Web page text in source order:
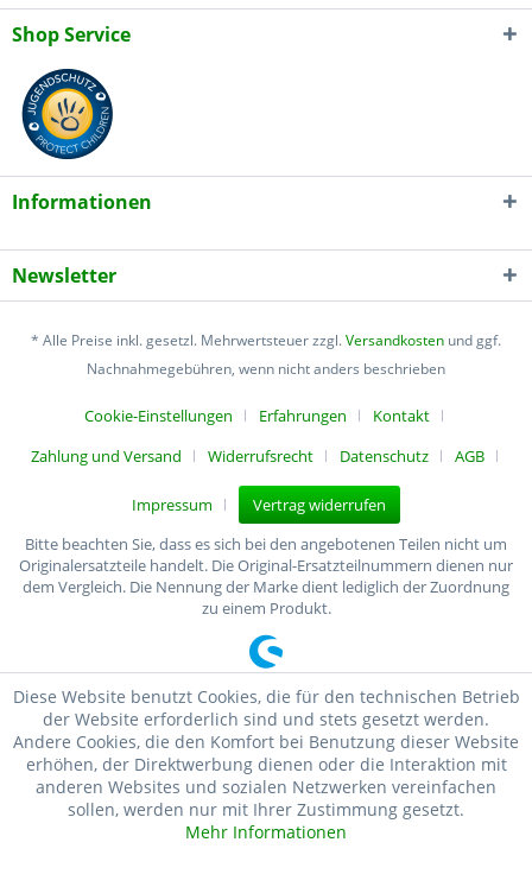
Shop Service
Informationen
Newsletter
* Alle Preise inkl. gesetzl. Mehrwertsteuer zzgl.Versandkosten und ggf.
Nachnahmegebühren, wenn nicht anders beschrieben
Cookie-Einstellungen Erfahrungen
Kontakt
Zahlung und Versand
Widerrufsrecht Datenschutz AGB
Impressum
Vertrag widerrufen
Bitte beachten Sie, dass es sich bei den angebotenen Teilen nicht um
Originalersatzteile handelt. Die Original-Ersatzteilnummern dienen nur
dem Vergleich. Die Nennung der Marke dient lediglich der Zuordnung
zu einem Produkt.
Diese Website benutzt Cookies, die für den technischen Betrieb
der Website erforderlich sind und stets gesetzt werden.
Andere Cookies, die den Komfort bei Benutzung dieser Website
erhöhen, der Direktwerbung dienen oder die Interaktion mit
anderen Websites und sozialen Netzwerken vereinfachen
sollen, werden nur mit Ihrer Zustimmung gesetzt.
Mehr Informationen